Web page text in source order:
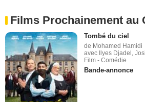
Films Prochainement au
Tombé du ciel
de Mohamed Hamidi
avec Ilyes Djadel,
Film - Comédie
Bande-annonce